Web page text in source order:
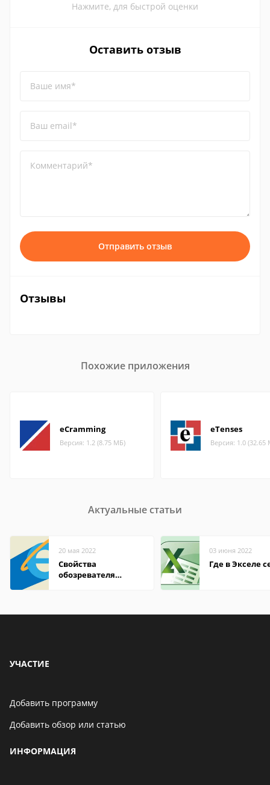
Нажмите, для быстрой оценки
Оставить отзыв
Ваше имя*
Ваш email*
Комментарий*
Отправить отзыв
Отзывы
Похожие приложения
eCramming
Версия: 1.2 (8.75 МБ)
eTenses
Версия: 1.0 (32.65
Актуальные статьи
20 мая 2022
Свойства
обозревателя
03 июня 2022
Где в Экселе
УЧАСТИЕ
Добавить программу
Добавить обзор или статью
ИНФОРМАЦИЯ